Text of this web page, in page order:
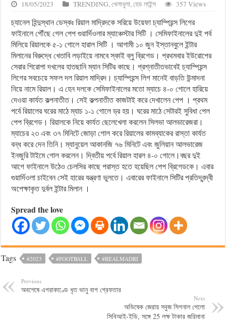
18/05/2023 TRENDING,খেলাধুলা,হেড লাইন্স 357 Views
চ্যানেল হিন্দুস্থান ডেস্কঃ রিয়াল মাদ্রিদকে সরিয়ে উয়েফা চ্যাম্পিয়ন্স লিগের
ফাইনালে পৌঁছে গেল পেপ গুয়ার্দিওলার ম্যাঞ্চেস্টার সিটি । সেমিফাইনালের দুই পর্ব
মিলিয়ে রিয়ালকে ৫-১ গোলে হারাল সিটি । আগামী ১০ জুন ইস্তানবুলে ইন্টার
মিলানের বিরুদ্ধে খেতাবি লড়াইয়ে নামবে স্কাই ব্লু ব্রিগেড। প্রথমবার ইউরোপের
সেরার শিরোপা দখলের হাতছানি ম্যান সিটির কাছে। প্রশ্নাতীতভাবেই চ্যাম্পিয়ন্স
লিগের সবচেয়ে সফল দল রিয়াল মাদ্রিদ। চ্যাম্পিয়ন্স লিগ মানেই বাড়তি উন্মাদনা
নিয়ে নামে রিয়াল। এ হেন দলকে সেমিফাইনালের মতো ম্যাচে ৪-০ গোলে হারিয়ে
দেওয়া কার্যত কল্পনাতীত। সেই কল্পনাতীত কাজটাই করে দেখালেন পেপ । প্রথম
পর্বে রিয়ালের ঘরের মাঠে ম্যাচ ১-১ গোলে ড্র হয়। ঘরের মাঠে সেটারই সুবিধা পেল
পেপ ব্রিগেড। রিয়ালকে নিয়ে কার্যত ছেলেখেলা করলেন সিলভা আলভারেজরা।
ম্যাচের ২৩ এবং ৩৭ মিনিটে জোড়া গোল করে রিয়ালের কামব্যাকের রাস্তা কার্যত
বন্ধ করে দেন তিনি। ম্যানুয়েল আকানজি ৭৬ মিনিটে এবং জুলিয়ান আলভারেজ
ইনজুরি টাইমে গোল করলেন। দ্বিতীয় পর্বে রিয়াল হারল ৪-০ গোলে।বছর দুই
আগে ফাইনালে উঠেও চেলসির কাছে পরাস্ত হতে হয়েছিল পেপ ব্রিগেডকে। এবার
গুয়ার্দিওলা চাইবেন সেই হারের যন্ত্রণা ভুলতে। এবারের ফাইনালে সিটির প্রতিদ্বন্দ্বী
অপেক্ষাকৃত দুর্বল ইন্টার মিলান ।
Spread the love
Tags #2023 #FOOTBALL #REALMADRI
Previous
অবশেষে এগরাকাণ্ডে ধৃত ভানু বাগ গ্রেফতার
Next
অভিষেক জেরায় সবুজ সিগনাল পেলো
সিবিআই-ইডি, সঙ্গে 25 লক্ষ টাকার জরিমানা